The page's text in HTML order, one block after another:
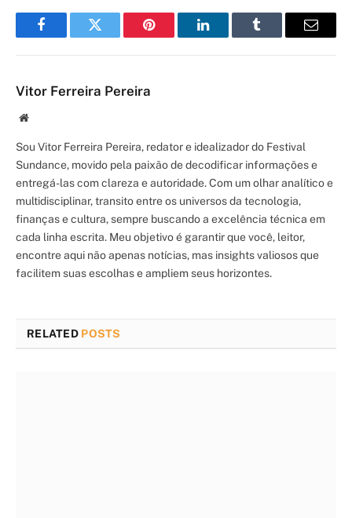
FacebookTwitter Pinterest LinkedInTumblr Email
Vitor Ferreira Pereira
Site/Blog
Sou Vitor Ferreira Pereira, redator e idealizador do Festival
Sundance, movido pela paixão de decodificar informações e
entregá-las com clareza e autoridade. Com um olhar analítico e
multidisciplinar, transito entre os universos da tecnologia,
finanças e cultura, sempre buscando a excelência técnica em
cada linha escrita. Meu objetivo é garantir que você, leitor,
encontre aqui não apenas notícias, mas insights valiosos que
facilitem suas escolhas e ampliem seus horizontes.
RELATED POSTS